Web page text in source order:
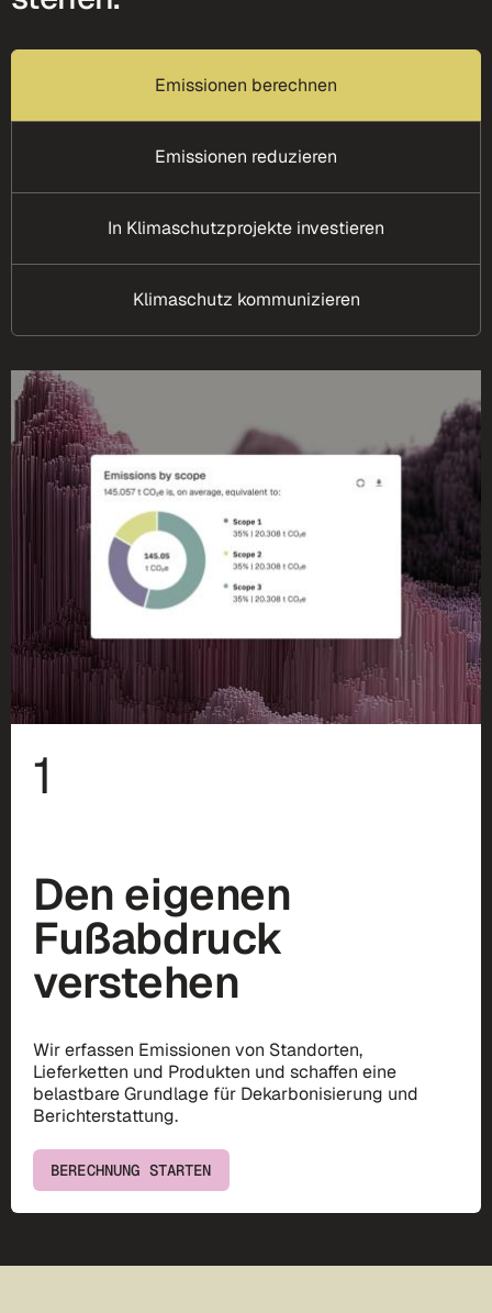
Emissionen berechnen
Emissionen reduzieren
In Klimaschutzprojekte investieren
Klimaschutz kommunizieren
1
Den eigenen
Fußabdruck
verstehen
Wir erfassen Emissionen von Standorten,
Lieferketten und Produkten und schaffen eine
belastbare Grundlage für Dekarbonisierung und
Berichterstattung.
BERECHNUNG STARTEN